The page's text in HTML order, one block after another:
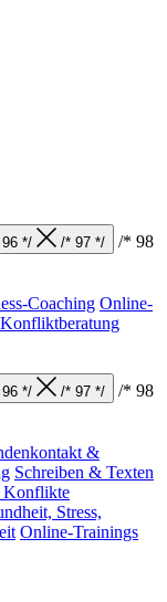
/* 96 */ /* 97 */
/* 98
Coaching Online-
Konfliktberatung
/* 96 */ /* 97 */
/* 98
&
Schreiben & Texten
Konflikte
Stress,
Online-Trainings